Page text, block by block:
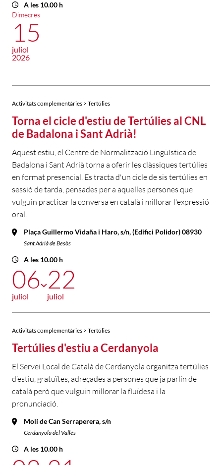
A les 10.00 h
Dimecres
15
juliol
2026
Activitats complementàries > Tertúlies
Torna el cicle d'estiu de Tertúlies al CNL
de Badalona i Sant Adrià!
Aquest estiu, el Centre de Normalització Lingüística de
Badalona i Sant Adrià torna a oferir les clàssiques tertúlies
en format presencial. Es tracta d'un cicle de sis tertúlies en
sessió de tarda, pensades per a aquelles persones que
vulguin practicar la conversa en català i millorar l'expressió
oral.
Plaça Guillermo Vidaña i Haro, s/n, (Edifici Polidor) 08930
Sant Adrià de Besòs
A les 10.00 h
06
juliol
22
juliol
Activitats complementàries > Tertúlies
Tertúlies d'estiu a Cerdanyola
El Servei Local de Català de Cerdanyola organitza tertúlies
d’estiu, gratuïtes, adreçades a persones que ja parlin de
català però que vulguin millorar la fluïdesa i la
pronunciació.
Molí de Can Serraperera, s/n
Cerdanyola del Vallès
A les 10.00 h